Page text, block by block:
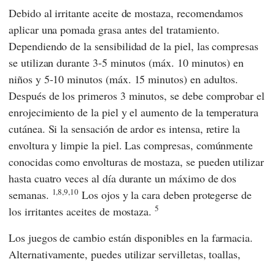
Debido al irritante aceite de mostaza, recomendamos
aplicar una pomada grasa antes del tratamiento.
Dependiendo de la sensibilidad de la piel, las compresas
se utilizan durante 3-5 minutos (máx. 10 minutos) en
niños y 5-10 minutos (máx. 15 minutos) en adultos.
Después de los primeros 3 minutos, se debe comprobar el
enrojecimiento de la piel y el aumento de la temperatura
cutánea. Si la sensación de ardor es intensa, retire la
envoltura y limpie la piel. Las compresas, comúnmente
conocidas como envolturas de mostaza, se pueden utilizar
hasta cuatro veces al día durante un máximo de dos
semanas. 1,8,9,10 Los ojos y la cara deben protegerse de
los irritantes aceites de mostaza.5
Los juegos de cambio están disponibles en la farmacia.
Alternativamente, puedes utilizar servilletas, toallas,